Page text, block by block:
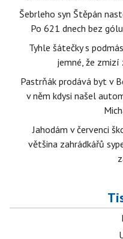
Šebrleho syn Štěpán
Po 621 dnech bez
Tyhle šátečky s
jemné, že zmizí
Pastrňák prodává byt v
v něm kdysi našel
Jahodám v červenci
většina zahrádkářů